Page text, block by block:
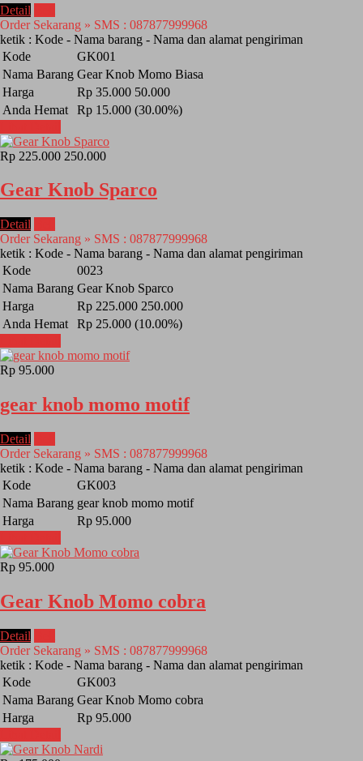
Detail
Order Sekarang » SMS : 087877999968
ketik : Kode - Nama barang - Nama dan alamat pengiriman
Kode
GK001
Nama Barang Gear Knob Momo Biasa
Harga
Rp 35.000 50.000
Anda Hemat
Rp 15.000 (30.00%)
Rp 225.000 250.000
Gear Knob Sparco
Detail
Order Sekarang » SMS : 087877999968
ketik : Kode - Nama barang - Nama dan alamat pengiriman
Kode
0023
Nama Barang Gear Knob Sparco
Harga
Rp 225.000 250.000
Anda Hemat
Rp 25.000 (10.00%)
Rp 95.000
gear knob momo motif
Detail
Order Sekarang » SMS : 087877999968
ketik : Kode - Nama barang - Nama dan alamat pengiriman
Kode
GK003
Nama Barang gear knob momo motif
Harga
Rp 95.000
Rp 95.000
Gear Knob Momo cobra
Detail
Order Sekarang » SMS : 087877999968
ketik : Kode - Nama barang - Nama dan alamat pengiriman
Kode
GK003
Nama Barang Gear Knob Momo cobra
Harga
Rp 95.000